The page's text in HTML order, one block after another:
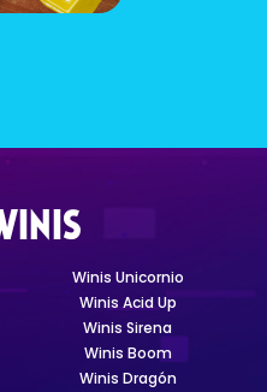
Winis Unicornio
Winis Acid Up
Winis Sirena
Winis Boom
Winis Dragón